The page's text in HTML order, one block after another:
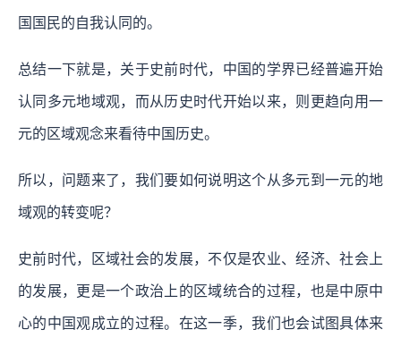
国国民的自我认同的。
总结一下就是，关于史前时代，中国的学界已经普遍开始
认同多元地域观，而从历史时代开始以来，则更趋向用一
元的区域观念来看待中国历史。
所以，问题来了，我们要如何说明这个从多元到一元的地
域观的转变呢？
史前时代，区域社会的发展，不仅是农业、经济、社会上
的发展，更是一个政治上的区域统合的过程，也是中原中
心的中国观成立的过程。在这一季，我们也会试图具体来